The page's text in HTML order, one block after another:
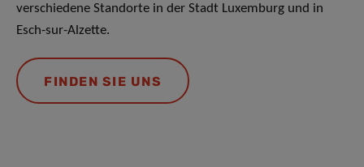
verschiedene Standorte in der Stadt Luxemburg und in
Esch-sur-Alzette.
FINDEN SIE UNS